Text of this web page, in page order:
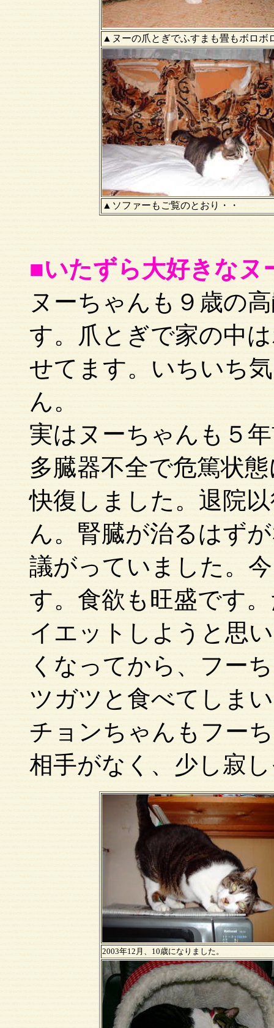
▲ヌーの爪とぎでふすまも畳もボロボ
▲ソファーもご覧のとおり・・
■いたずら大好きなヌ
ヌーちゃんも９歳の
す。爪とぎで家の中
せてます。いちいち
ん。
実はヌーちゃんも５
多臓器不全で危篤状
快復しました。退院
ん。腎臓が治るはず
議がっていました。
す。食欲も旺盛です
イエットしようと思
くなってから、フー
ツガツと食べてしま
チョンちゃんもフー
相手がなく、少し寂
2003年12月、10歳になりました。